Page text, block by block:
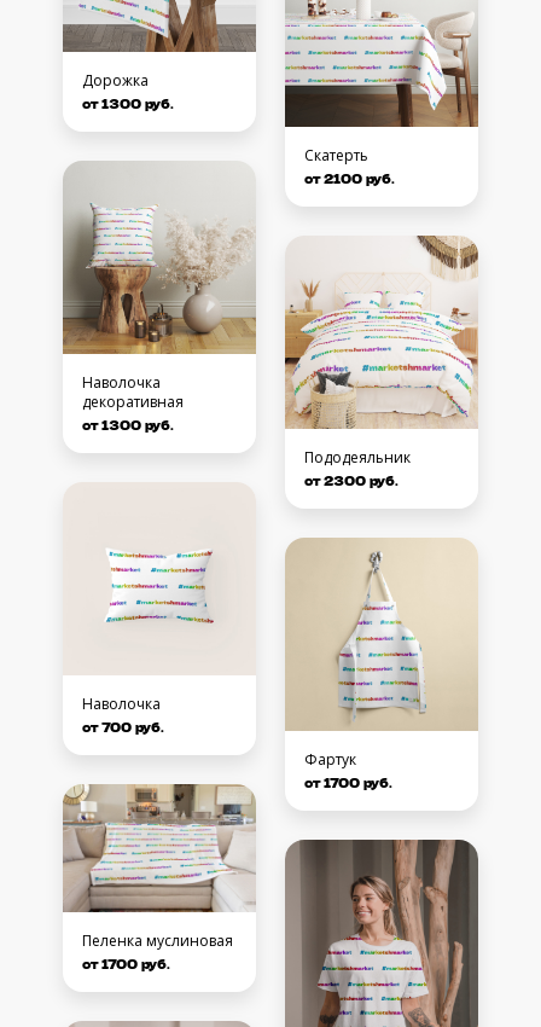
Дорожка
от 1300 руб.
Наволочка
декоративная
от 1300 руб.
Наволочка
от 700 руб.
Пеленка муслиновая
от 1700 руб.
Скатерть
от 2100 руб.
Пододеяльник
от 2300 руб.
Фартук
от 1700 руб.